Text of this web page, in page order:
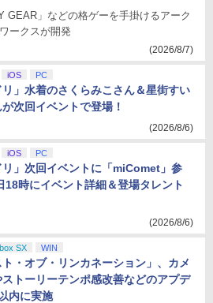
GEAR」などの格ゲーを手掛けるアーク
ークスが開発
(2026/8/7)
iOS PC
リ」水着のさくらみこさん＆星街すい
次回イベントで登場！
(2026/8/6)
iOS PC
リ」次回イベントに「miComet」参
18時にイベント詳細＆登場タレント
(2026/8/6)
SX WIN
ト・オブ・リンカネーション」、カメ
ストーリーテンポ感改善などのアプデ
内に実施